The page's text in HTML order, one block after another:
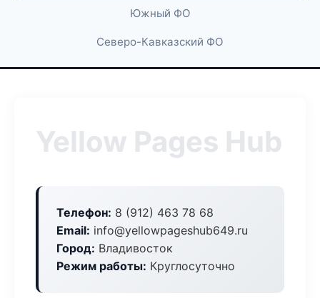
Южный ФО
Северо-Кавказский ФО
Yellow Pages Hub
Телефон: 8 (912) 463 78 68
Email: info@yellowpageshub649.ru
Город: Владивосток
Режим работы: Круглосуточно